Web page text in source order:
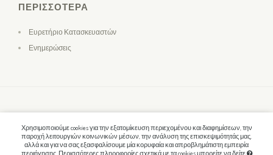
Χρησιμοποιούμε cookies για την εξατομίκευση περιεχομένου και διαφημίσεων, την
παροχή λειτουργιών κοινωνικών μέσων, την ανάλυση της επισκεψιμότητάς μας,
αλλά και για να σας εξασφαλίσουμε μία κορυφαία και απροβλημάτιστη εμπειρία
περιήγησης. Περισσότερες πληροφορίες σχετικά με τα cookies μπορείτε να δείτε
ΠΕΡΙΣΣΌΤΕΡΑ
Ευρετήριο Κατασκευαστών
Ενημερώσεις